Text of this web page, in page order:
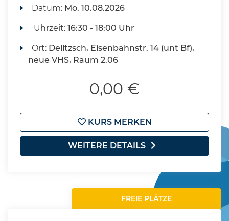
Datum: Mo. 10.08.2026
Uhrzeit:16:30 - 18:00 Uhr
Ort: Delitzsch, Eisenbahnstr. 14 (unt Bf),
neue VHS, Raum 2.06
0,00 €
KURS MERKEN
WEITERE DETAILS
FREIE PLÄTZE